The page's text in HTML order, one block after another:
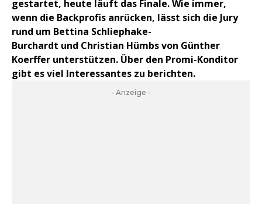
gestartet, heute läuft das Finale. Wie immer,
wenn die Backprofis anrücken, lässt sich die Jury
rund um Bettina Schliephake-
Burchardt und Christian Hümbs von Günther
Koerffer unterstützen. Über den Promi-Konditor
gibt es viel Interessantes zu berichten.
- Anzeige -